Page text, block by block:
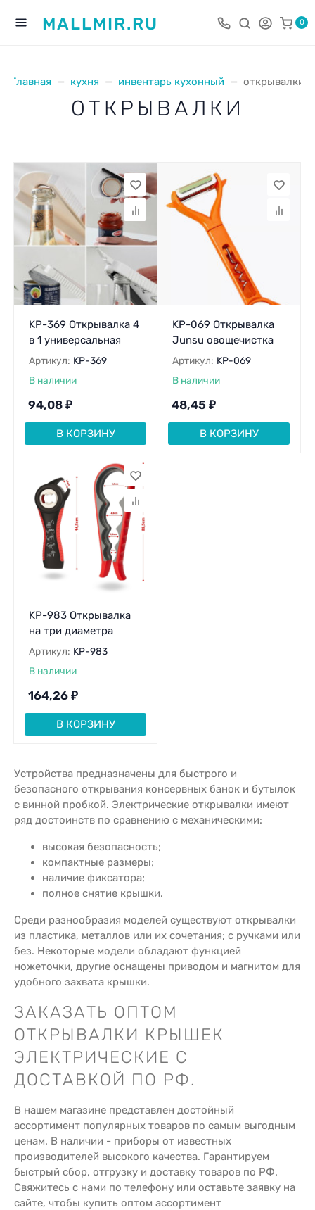
MALLMIR.RU 0
Главная кухня инвентарь кухонный открывалки
ОТКРЫВАЛКИ
KP-369 Открывалка 4
в 1 универсальная
Артикул: KP-369
В наличии
94,08 ₽
В КОРЗИНУ
KP-069 Открывалка
Junsu овощечистка
Артикул: KP-069
В наличии
48,45 ₽
В КОРЗИНУ
KP-983 Открывалка
на три диаметра
Артикул: KP-983
В наличии
164,26 ₽
В КОРЗИНУ
Устройства предназначены для быстрого и
безопасного открывания консервных банок и бутылок
с винной пробкой. Электрические открывалки имеют
ряд достоинств по сравнению с механическими:
высокая безопасность;
компактные размеры;
наличие фиксатора;
полное снятие крышки.
Среди разнообразия моделей существуют открывалки
из пластика, металлов или их сочетания; с ручками или
без. Некоторые модели обладают функцией
ножеточки, другие оснащены приводом и магнитом для
удобного захвата крышки.
ЗАКАЗАТЬ ОПТОМ
ОТКРЫВАЛКИ КРЫШЕК
ЭЛЕКТРИЧЕСКИЕ С
ДОСТАВКОЙ ПО РФ.
В нашем магазине представлен достойный
ассортимент популярных товаров по самым выгодным
ценам. В наличии - приборы от известных
производителей высокого качества. Гарантируем
быстрый сбор, отгрузку и доставку товаров по РФ.
Свяжитесь с нами по телефону или оставьте заявку на
сайте, чтобы купить оптом ассортимент